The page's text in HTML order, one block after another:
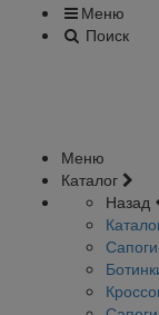
Меню
Поиск
Меню
Каталог
Назад